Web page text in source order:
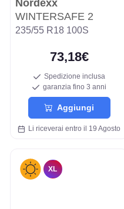
Nordexx
WINTERSAFE 2
235/55 R18 100S
73,18€
Spedizione inclusa
garanzia fino 3 anni
Aggiungi
Li riceverai entro il 19 Agosto
XL